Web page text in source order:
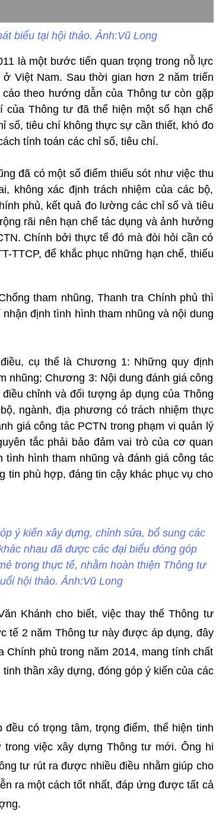
biểu tại hội thảo. Ảnh:Vũ Long
là một bước tiến quan trọng trong nỗ lực
Việt Nam. Sau thời gian hơn 2 năm triển
theo hướng dẫn của Thông tư còn gặp
của Thông tư đã thể hiện một số hạn chế
số, tiêu chí không thực sự cần thiết, khó đo
tính toán các chỉ số, tiêu chí.
đã có một số điểm thiếu sót như việc thu
không xác định trách nhiệm của các bộ,
phủ, kết quả đo lường các chỉ số và tiêu
rãi nên hạn chế tác dụng và ảnh hưởng
Chính bởi thực tế đó mà đòi hỏi cần có
TTCP, để khắc phục những hạn chế, thiếu
tham nhũng, Thanh tra Chính phủ thì
định tình hình tham nhũng và nội dung
cụ thể là Chương 1: Những quy định
nhũng; Chương 3: Nội dung đánh giá công
chỉnh và đối tượng áp dụng của Thông
ngành, địa phương có trách nhiệm thực
giá công tác PCTN trong phạm vi quản lý
tắc phải bảo đảm vai trò của cơ quan
hình tham nhũng và đánh giá công tác
tin phù hợp, đáng tin cậy khác phục vụ cho
ý kiến xây dựng, chỉnh sửa, bổ sung các
nhau đã được các đại biểu đóng góp
trong thực tế, nhằm hoàn thiện Thông tư
hội thảo. Ảnh:Vũ Long
Khánh cho biết, việc thay thế Thông tư
tế 2 năm Thông tư này được áp dụng, đây
Chính phủ trong năm 2014, mang tính chất
thần xây dựng, đóng góp ý kiến của các
có trọng tâm, trọng điểm, thể hiện tinh
việc xây dựng Thông tư mới. Ông hi
tư rút ra được nhiều điều nhằm giúp cho
ra một cách tốt nhất, đáp ứng được tất cả